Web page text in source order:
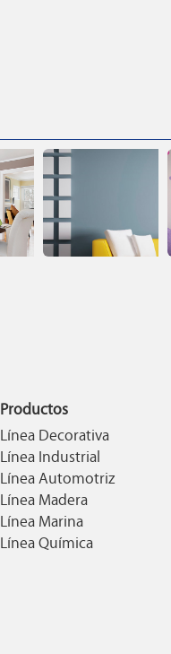
Productos
Línea Decorativa
Línea Industrial
Línea Automotriz
Línea Madera
Línea Marina
Línea Química